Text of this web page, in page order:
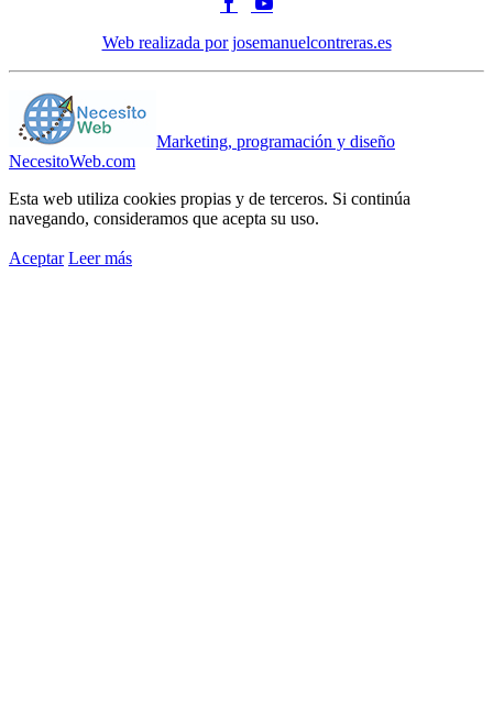
Web realizada por josemanuelcontreras.es
Marketing, programación y diseño
NecesitoWeb.com
Esta web utiliza cookies propias y de terceros. Si continúa
navegando, consideramos que acepta su uso.
Aceptar Leer más